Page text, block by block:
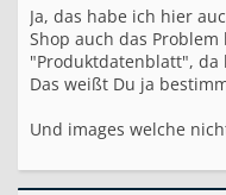
Ja, das habe ich hier
Shop auch das
"Produktdatenblatt", da
Das weißt Du ja
Und images welche